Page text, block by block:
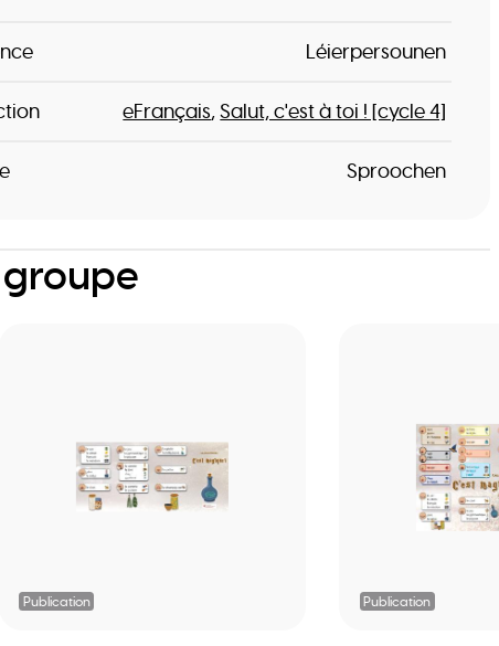
Léierpersounen
eFrançais Salut, c'est à toi ! [cycle 4]
Sproochen
Publication Publication